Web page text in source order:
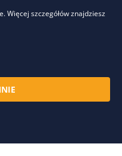
Więcej szczegółów znajdziesz